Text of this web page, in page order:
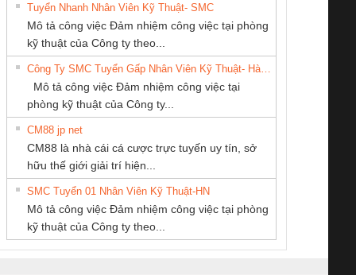
An Toàn
Contact
– PSR-
SCP-
FSP/2X1/1X2
sát chuỗi
tấm pin
16I+
(2502520000)
Bộ giám sát chuỗi
tấm pin
TRANSCLINIC 16I+
1K5 L (2433950000)
Bộ giám sát dòng
TRANSCLINIC 16I+
(2008130000)
Bộ chỉnh lưu nguồn
điện TRANSCLINIC
BKE 1K5.4
(7791400879)2. Giá
Nẹp nhôm chống
trơn Đà Nẵng
TY CP TỰ
TIẾN
CÔNG TY TNHH
THƯƠNG MẠI
THIÊN ÂN VIỆT
NAM
CÔNG TY TNHH
DỊCH VỤ KỸ
THUẬT ĐIỆN CƠ
GIA HƯNG PHÁT
ty TNHH
Mại SX Ba
company LTD
THIẾT BỊ CÔNG
NAM
Tuyển Nhanh Nhân Viên Kỹ Thuật- SMC
Mô tả công việc Đảm nhiệm công việc tại phòng
kỹ thuật của Công ty theo...
Mô tả công việc Đảm nhiệm công việc tại
phòng kỹ thuật của Công ty...
CM88 jp net
CM88 là nhà cái cá cược trực tuyến uy tín, sở
hữu thế giới giải trí hiện...
SMC Tuyển 01 Nhân Viên Kỹ Thuật-HN
Mô tả công việc Đảm nhiệm công việc tại phòng
kỹ thuật của Công ty theo...